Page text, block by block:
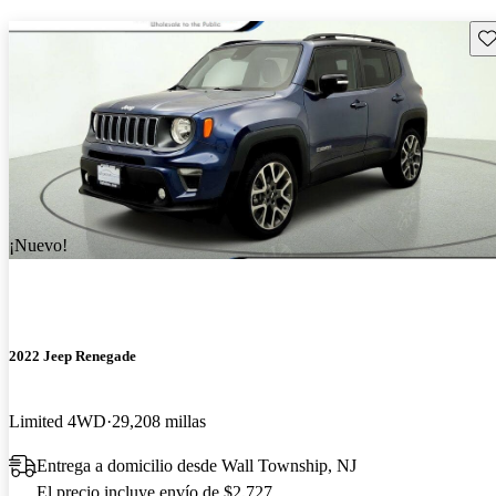
¡Nuevo!
2022 Jeep Renegade
Limited 4WD 29,208 millas
Entrega a domicilio desde Wall Township, NJ